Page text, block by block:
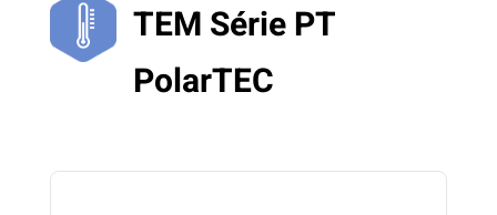
TEM Série PT
PolarTEC